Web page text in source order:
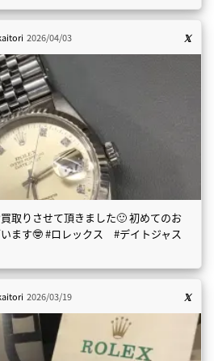
2026/04/03
取りさせて頂きました🙂 初めてのお
ます🤓 #ロレックス #デイトジャス
2026/03/19